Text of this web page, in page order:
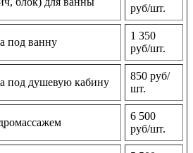
руб/шт.
под ванну
1 350
руб/шт.
под душевую кабину
850 руб/
шт.
6 500
руб/шт.